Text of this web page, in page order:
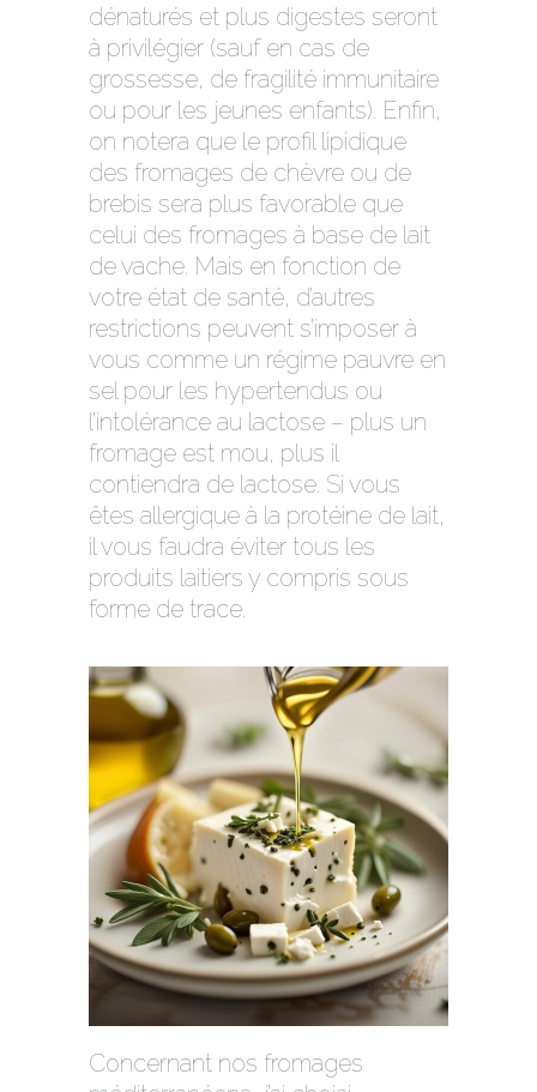
dénaturés et plus digestes seront
à privilégier (sauf en cas de
grossesse, de fragilité immunitaire
ou pour les jeunes enfants). Enfin,
on notera que le profil lipidique
des fromages de chèvre ou de
brebis sera plus favorable que
celui des fromages à base de lait
de vache. Mais en fonction de
votre état de santé, d’autres
restrictions peuvent s’imposer à
vous comme un régime pauvre en
sel pour les hypertendus ou
l’intolérance au lactose – plus un
fromage est mou, plus il
contiendra de lactose. Si vous
êtes allergique à la protéine de lait,
il vous faudra éviter tous les
produits laitiers y compris sous
forme de trace.
Concernant nos fromages